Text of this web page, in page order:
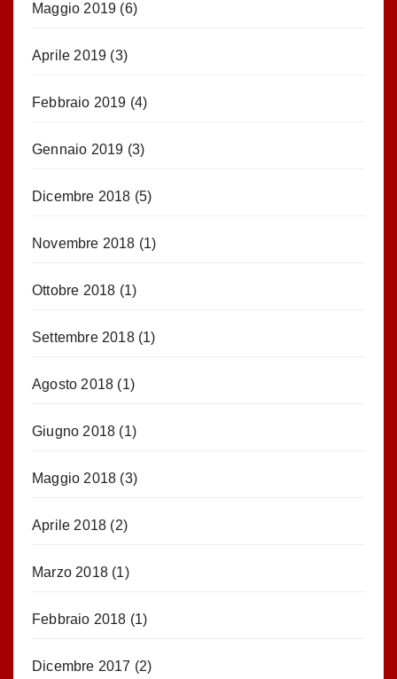
Maggio 2019 (6)
Aprile 2019 (3)
Febbraio 2019 (4)
Gennaio 2019 (3)
Dicembre 2018 (5)
Novembre 2018 (1)
Ottobre 2018 (1)
Settembre 2018(1)
Agosto 2018 (1)
Giugno 2018 (1)
Maggio 2018 (3)
Aprile 2018 (2)
Marzo 2018 (1)
Febbraio 2018 (1)
Dicembre 2017 (2)